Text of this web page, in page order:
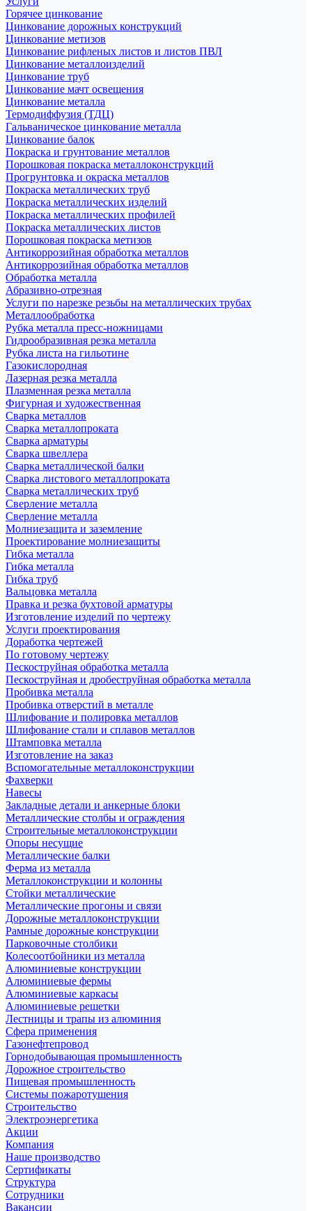
Горячее цинкование
Цинкование дорожных конструкций
Цинкование метизов
Цинкование рифленых листов и листов ПВЛ
Цинкование металлоизделий
Цинкование труб
Цинкование мачт освещения
Цинкование металла
Термодиффузия (ТДЦ)
Гальваническое цинкование металла
Цинкование балок
Покраска и грунтование металлов
Порошковая покраска металлоконструкций
Прогрунтовка и окраска металлов
Покраска металлических труб
Покраска металлических изделий
Покраска металлических профилей
Покраска металлических листов
Порошковая покраска метизов
Антикоррозийная обработка металлов
Антикоррозийная обработка металлов
Обработка металла
Абразивно-отрезная
Услуги по нарезке резьбы на металлических трубах
Металлообработка
Рубка металла пресс-ножницами
Гидрообразивная резка металла
Рубка листа на гильотине
Газокислородная
Лазерная резка металла
Плазменная резка металла
Фигурная и художественная
Сварка металлов
Сварка металлопроката
Сварка арматуры
Сварка швеллера
Сварка металлической балки
Сварка листового металлопроката
Сварка металлических труб
Сверление металла
Сверление металла
Молниезащита и заземление
Проектирование молниезащиты
Гибка металла
Гибка металла
Гибка труб
Вальцовка металла
Правка и резка бухтовой арматуры
Изготовление изделий по чертежу
Услуги проектирования
Доработка чертежей
По готовому чертежу
Пескоструйная обработка металла
Пескоструйная и дробеструйная обработка металла
Пробивка металла
Пробивка отверстий в металле
Шлифование и полировка металлов
Шлифование стали и сплавов металлов
Штамповка металла
Изготовление на заказ
Вспомогательные металлоконструкции
Фахверки
Навесы
Закладные детали и анкерные блоки
Металлические столбы и ограждения
Строительные металлоконструкции
Опоры несущие
Металлические балки
Ферма из металла
Металлоконструкции и колонны
Стойки металлические
Металлические прогоны и связи
Дорожные металлоконструкции
Рамные дорожные конструкции
Парковочные столбики
Колесоотбойники из металла
Алюминиевые конструкции
Алюминиевые фермы
Алюминиевые каркасы
Алюминиевые решетки
Лестницы и трапы из алюминия
Сфера применения
Газонефтепровод
Горнодобывающая промышленность
Дорожное строительство
Пищевая промышленность
Системы пожаротушения
Строительство
Электроэнергетика
Акции
Компания
Наше производство
Сертификаты
Структура
Сотрудники
Вакансии